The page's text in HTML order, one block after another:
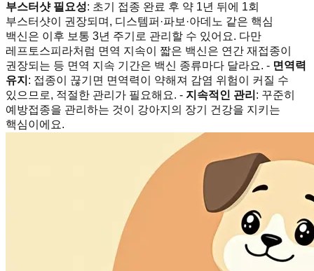
부스터샷 필요성: 초기 접종 완료 후 약 1년 뒤에 1회
부스터샷이 권장되며, 디스템퍼·파보·아데노 같은 핵심
백신은 이후 보통 3년 주기로 관리할 수 있어요. 다만
레프토스피라처럼 면역 지속이 짧은 백신은 연간 재접종이
권장되는 등 면역 지속 기간은 백신 종류마다 달라요. - 면역력
유지 : 접종이 끊기면 면역력이 약해져 감염 위험이 커질 수
있으므로, 적절한 관리가 필요해요. - 지속적인 관리 : 꾸준히
예방접종을 관리하는 것이 강아지의 장기 건강을 지키는
핵심이에요.